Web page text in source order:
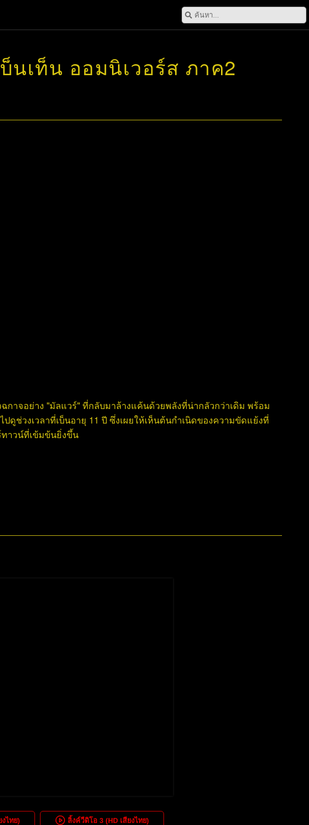
นเท็น ออมนิเวอร์ส ภาค2
าจอย่าง "มัลแวร์" ที่กลับมาล้างแค้นด้วยพลังที่น่ากลัวกว่าเดิม พร้อม
ดูช่วงเวลาที่เบ็นอายุ 11 ปี ซึ่งเผยให้เห็นต้นกำเนิดของความขัดแย้งที่
าวน์ที่เข้มข้นยิ่งขึ้น
ไทย) ลิ้งค์วีดิโอ 3(HD เสียงไทย)